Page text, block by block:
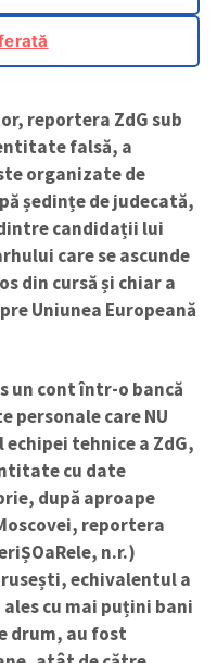
reportera ZdG sub
falsă, a
organizate de
ședințe de judecată,
candidații lui
care se ascunde
din cursă și chiar a
Uniunea Europeană
un cont într-o bancă
personale care NU
tehnice a ZdG,
cu date
după aproape
reportera
n.r.)
echivalentul a
cu mai puțini bani
drum, au fost